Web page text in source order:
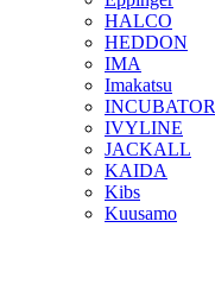
HALCO
HEDDON
IMA
Imakatsu
INCUBATOR
IVYLINE
JACKALL
KAIDA
Kibs
Kuusamo